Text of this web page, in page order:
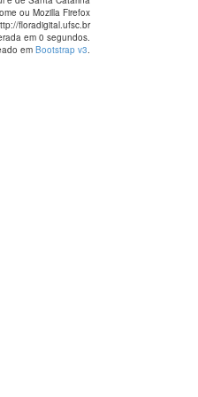
ou Mozilla Firefox
floradigital.ufsc.br
em 0 segundos.
em Bootstrap v3.